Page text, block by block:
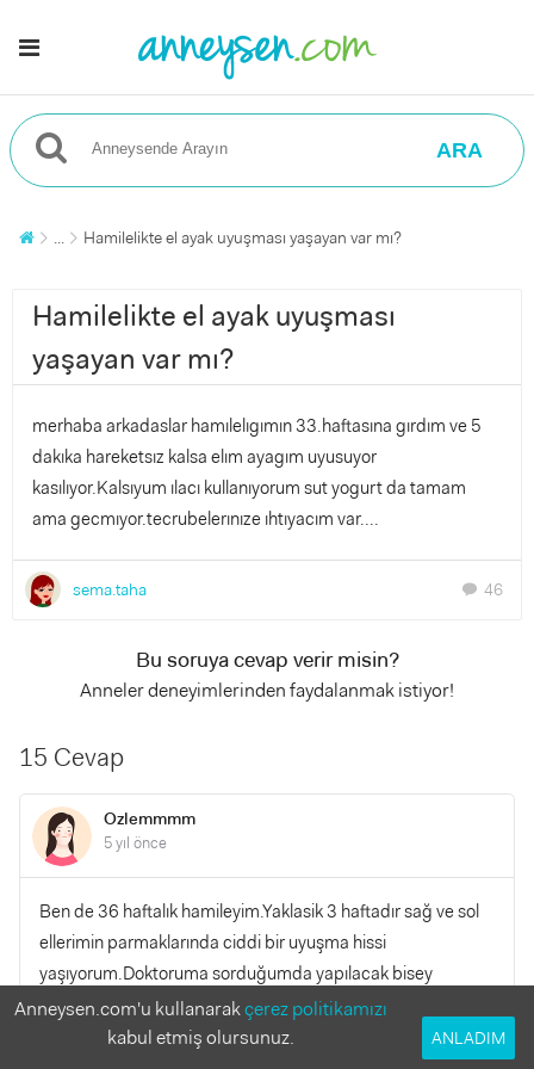
ARA
... Hamilelikte el ayak uyuşması yaşayan var mı?
Hamilelikte el ayak uyuşması
yaşayan var mı?
merhaba arkadaslar hamılelıgımın 33.haftasına gırdım ve 5
dakıka hareketsız kalsa elım ayagım uyusuyor
kasılıyor.Kalsıyum ılacı kullanıyorum sut yogurt da tamam
ama gecmıyor.tecrubelerınıze ıhtıyacım var....
sema.taha chat 46
Bu soruya cevap verir misin?
Anneler deneyimlerinden faydalanmak istiyor!
15 Cevap
Ozlemmmm
5 yıl önce
Ben de 36 haftalık hamileyim.Yaklasik 3 haftadır sağ ve sol
ellerimin parmaklarında ciddi bir uyuşma hissi
yaşıyorum.Doktoruma sorduğumda yapılacak bisey
olmadığını söyledi.Dogum sonrasında ne kadar sürede
geçer çok merak ediyorum açıkçası
Anneysen.com'u kullanarakçerez politikamızı
kabul etmiş olursunuz.
ANLADIM